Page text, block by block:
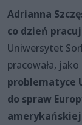
Adrianna
co dzień
Uniwersytet
pracowała, jako
problematyce
do spraw
amerykań